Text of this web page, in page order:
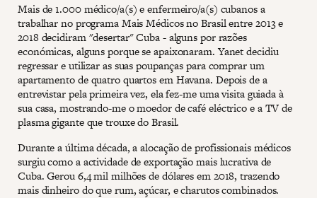
Mais de 1.000 médico/a(s) e enfermeiro/a(s) cubanos a
trabalhar no programa Mais Médicos no Brasil entre 2013 e
2018 decidiram "desertar" Cuba - alguns por razões
económicas, alguns porque se apaixonaram. Yanet decidiu
regressar e utilizar as suas poupanças para comprar um
apartamento de quatro quartos em Havana. Depois de a
entrevistar pela primeira vez, ela fez-me uma visita guiada à
sua casa, mostrando-me o moedor de café eléctrico e a TV de
plasma gigante que trouxe do Brasil.
Durante a última década, a alocação de profissionais médicos
surgiu como a actividade de exportação mais lucrativa de
Cuba. Gerou 6,4 mil milhões de dólares em 2018, trazendo
mais dinheiro do que rum, açúcar, e charutos combinados.